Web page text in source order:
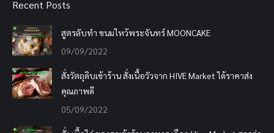
Recent Posts
สูตรลับทำ ขนมไหว้พระจันทร์ MOONCAKE
09/09/2022
สั่งวัตถุดิบเข้าร้าน สั่งเนื้อวัวจาก HIVE Market ได้ราคาส่ง
คุณภาพดี
05/09/2022